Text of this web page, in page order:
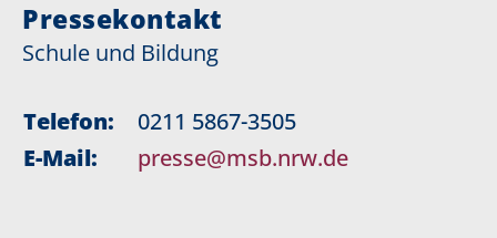
Pressekontakt
Schule und Bildung
Telefon:
0211 5867-3505
E-Mail:
presse@msb.nrw.de